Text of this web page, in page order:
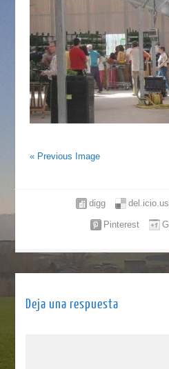
« Previous Image
del.icio.us
digg
Pinterest
Deja una respuesta